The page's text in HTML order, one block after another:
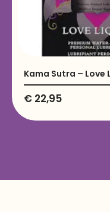
Kama Sutra –
€ 22,95